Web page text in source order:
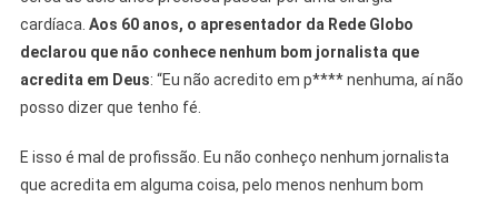
cardíaca. Aos 60 anos, o apresentador da Rede Globo
declarou que não conhece nenhum bom jornalista que
acredita em Deus: “Eu não acredito em p**** nenhuma, aí não
posso dizer que tenho fé.
E isso é mal de profissão. Eu não conheço nenhum jornalista
que acredita em alguma coisa, pelo menos nenhum bom